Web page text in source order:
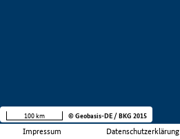
Impressum Datenschutzerklärung
100 km © Geobasis-DE / BKG 2015